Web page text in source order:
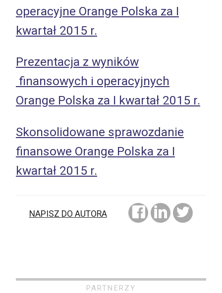
operacyjne Orange Polska za I
kwartał 2015 r.
Prezentacja z wyników
finansowych i operacyjnych
Orange Polska za I kwartał 2015 r.
Skonsolidowane sprawozdanie
finansowe Orange Polska za I
kwartał 2015 r.
NAPISZ DO AUTORA
PARTNERZY